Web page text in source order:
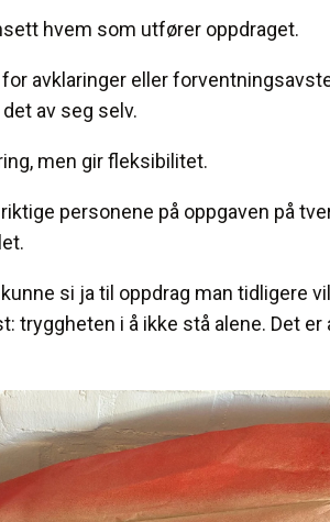
hvem som utfører oppdraget.
avklaringer eller
av seg selv.
men gir fleksibilitet.
personene på oppgaven på
si ja til oppdrag man tidligere
tryggheten i å ikke stå alene. Det er